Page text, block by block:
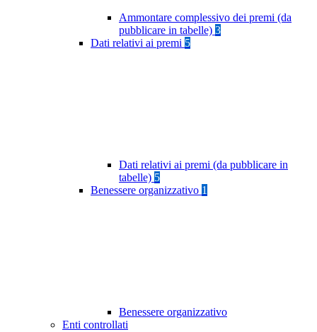
Ammontare complessivo dei premi (da
pubblicare in tabelle) 3
Dati relativi ai premi 5
Dati relativi ai premi (da pubblicare in
tabelle) 5
Benessere organizzativo 1
Benessere organizzativo
Enti controllati